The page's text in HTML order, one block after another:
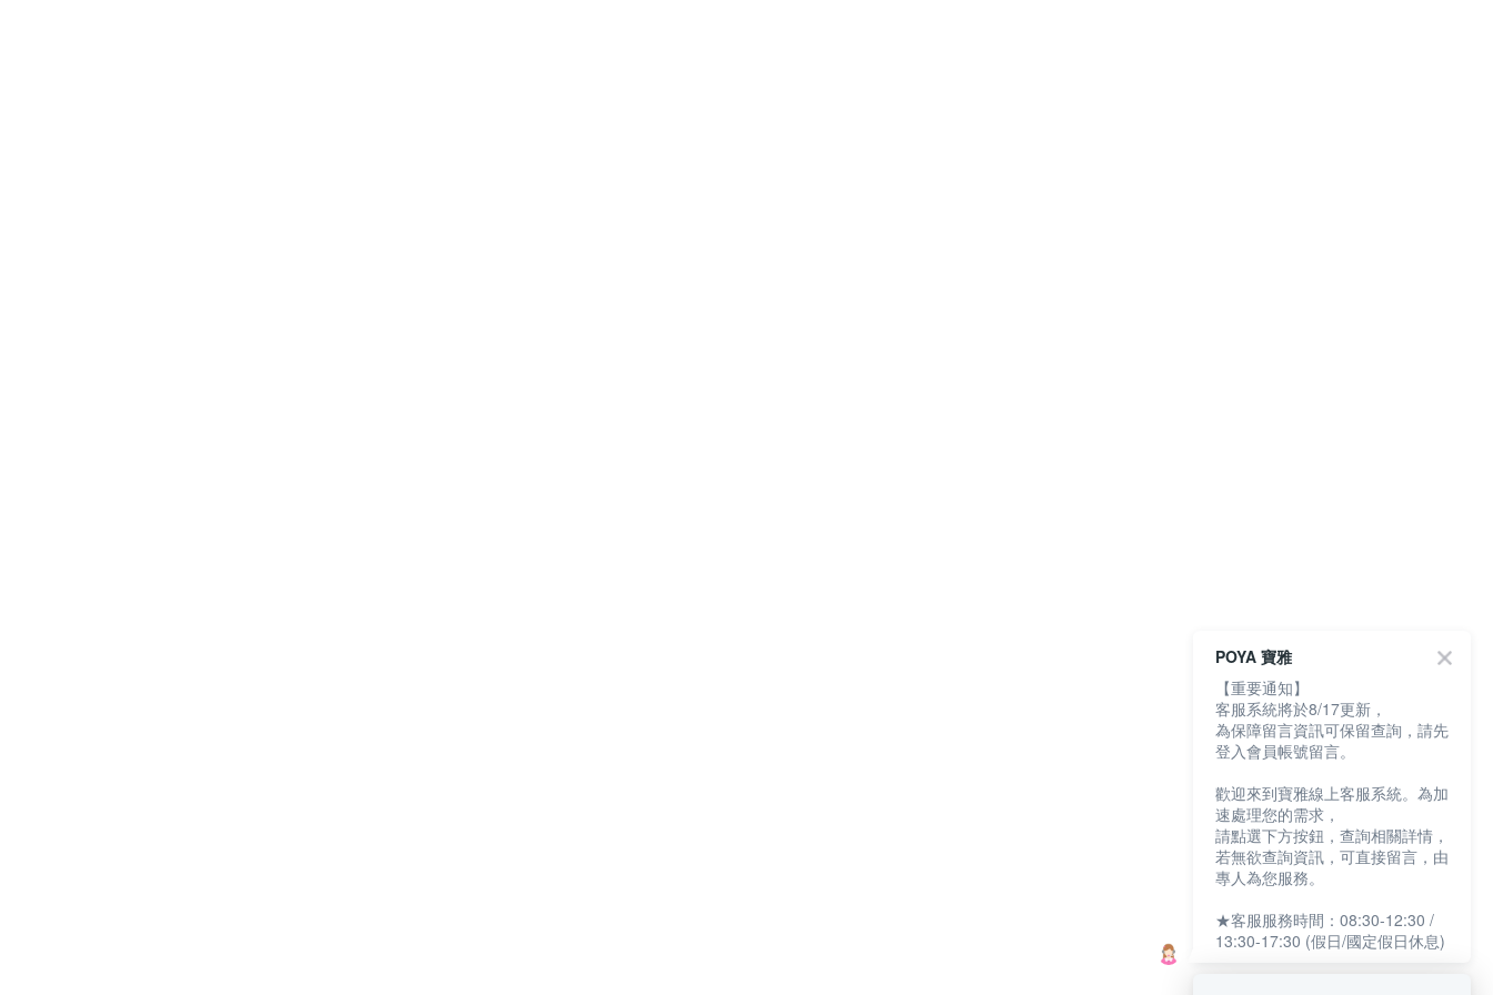
POYA 寶雅
【重要通知】
客服系統將於8/17更新，
為保障留言資訊可保留查詢，請先
登入會員帳號留言。
歡迎來到寶雅線上客服系統。為加
速處理您的需求，
請點選下方按鈕，查詢相關詳情，
若無欲查詢資訊，可直接留言，由
專人為您服務。
★客服服務時間：08:30-12:30 /
13:30-17:30 (假日/國定假日休息)